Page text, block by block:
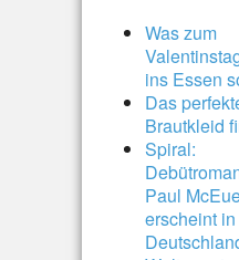
Was zum
ins Essen
Das
Brautkleid
Spiral:
Paul
erscheint in